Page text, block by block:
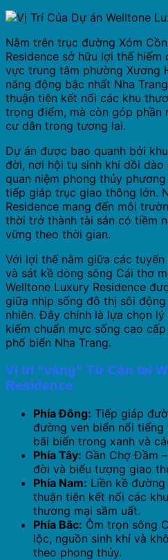
Nằm trên trục đường Xóm
Residence sở hữu lợi thế
vực trung tâm phường Xương
năng động bậc nhất Nha
thuận tiện kết nối các khu
trọng điểm, mà còn góp phần
cư dân trong tương lai.
Dự án được bao quanh bởi
đời, nơi hội tụ sinh khí dồi
quan niệm phong thủy
tiếp giáp trục giao thông lớn.
Residence mang đến môi
thời trở thành tài sản có tiềm
vững theo thời gian.
Với lợi thế nằm giữa các
và sát kề dòng sông Cái thơ
Welltone Luxury Residence
giữa nhịp sống đô thị sôi
nhiên. Đây chính là lựa chọn
kiếm chuẩn mực sống cao
phố biển Nha Trang.
Vị trí “vàng” Tứ Cận tại
Residence
Phía Đông: Tiếp giáp
đường ven biển nổi
bãi biển trong xanh và
Phía Tây: Gần Chợ Đầm
đời và biểu tượng giao
Phía Nam: Liền kề đường
thuận tiện kết nối các
thương mại sầm uất.
Phía Bắc: Ôm trọn sông
lộc, nguồn sinh khí và
theo phong thủy.